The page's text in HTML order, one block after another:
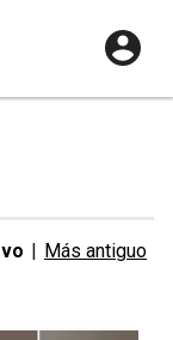
| Más antiguo